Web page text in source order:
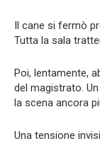
Il cane si fermò
Tutta la sala
Poi, lentamente,
del magistrato.
la scena ancora
Una tensione